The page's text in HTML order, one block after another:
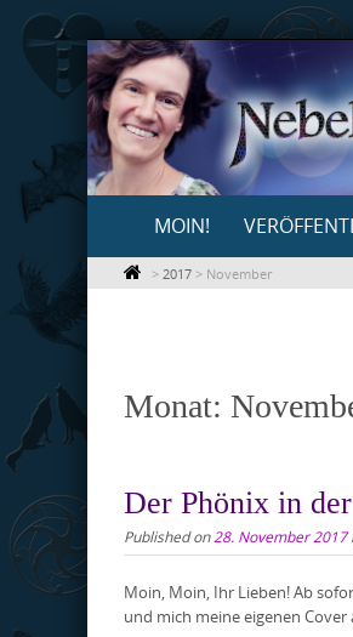
Skip
to
content
content
MOIN!
> 2017 > November
Monat:
Der Phönix in
Published on28. November 2017
Moin, Moin, Ihr Lieben! Ab
und mich meine eigenen